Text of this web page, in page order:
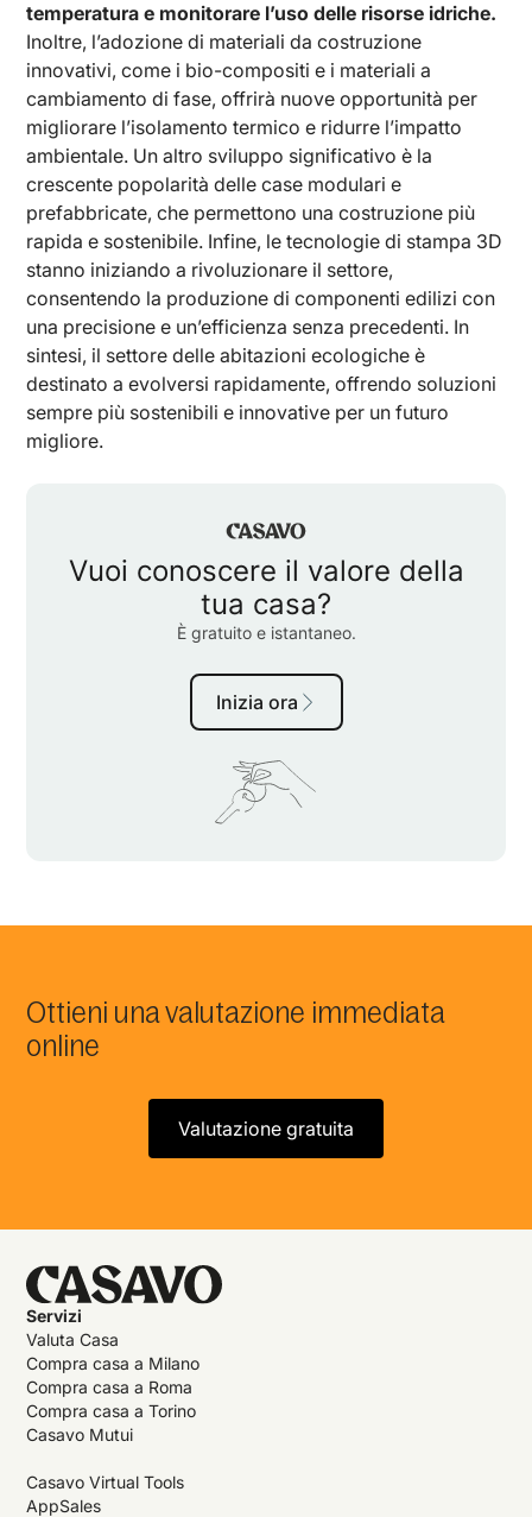
temperatura e monitorare l’uso delle risorse idriche.
Inoltre, l’adozione di materiali da costruzione
innovativi, come i bio-compositi e i materiali a
cambiamento di fase, offrirà nuove opportunità per
migliorare l’isolamento termico e ridurre l’impatto
ambientale. Un altro sviluppo significativo è la
crescente popolarità delle case modulari e
prefabbricate, che permettono una costruzione più
rapida e sostenibile. Infine, le tecnologie di stampa 3D
stanno iniziando a rivoluzionare il settore,
consentendo la produzione di componenti edilizi con
una precisione e un’efficienza senza precedenti. In
sintesi, il settore delle abitazioni ecologiche è
destinato a evolversi rapidamente, offrendo soluzioni
sempre più sostenibili e innovative per un futuro
migliore.
Ottieni una valutazione immediata
online
Valutazione gratuita
Servizi
Valuta Casa
Compra casa a Milano
Compra casa a Roma
Compra casa a Torino
Casavo Mutui
Casavo Virtual Tools
AppSales